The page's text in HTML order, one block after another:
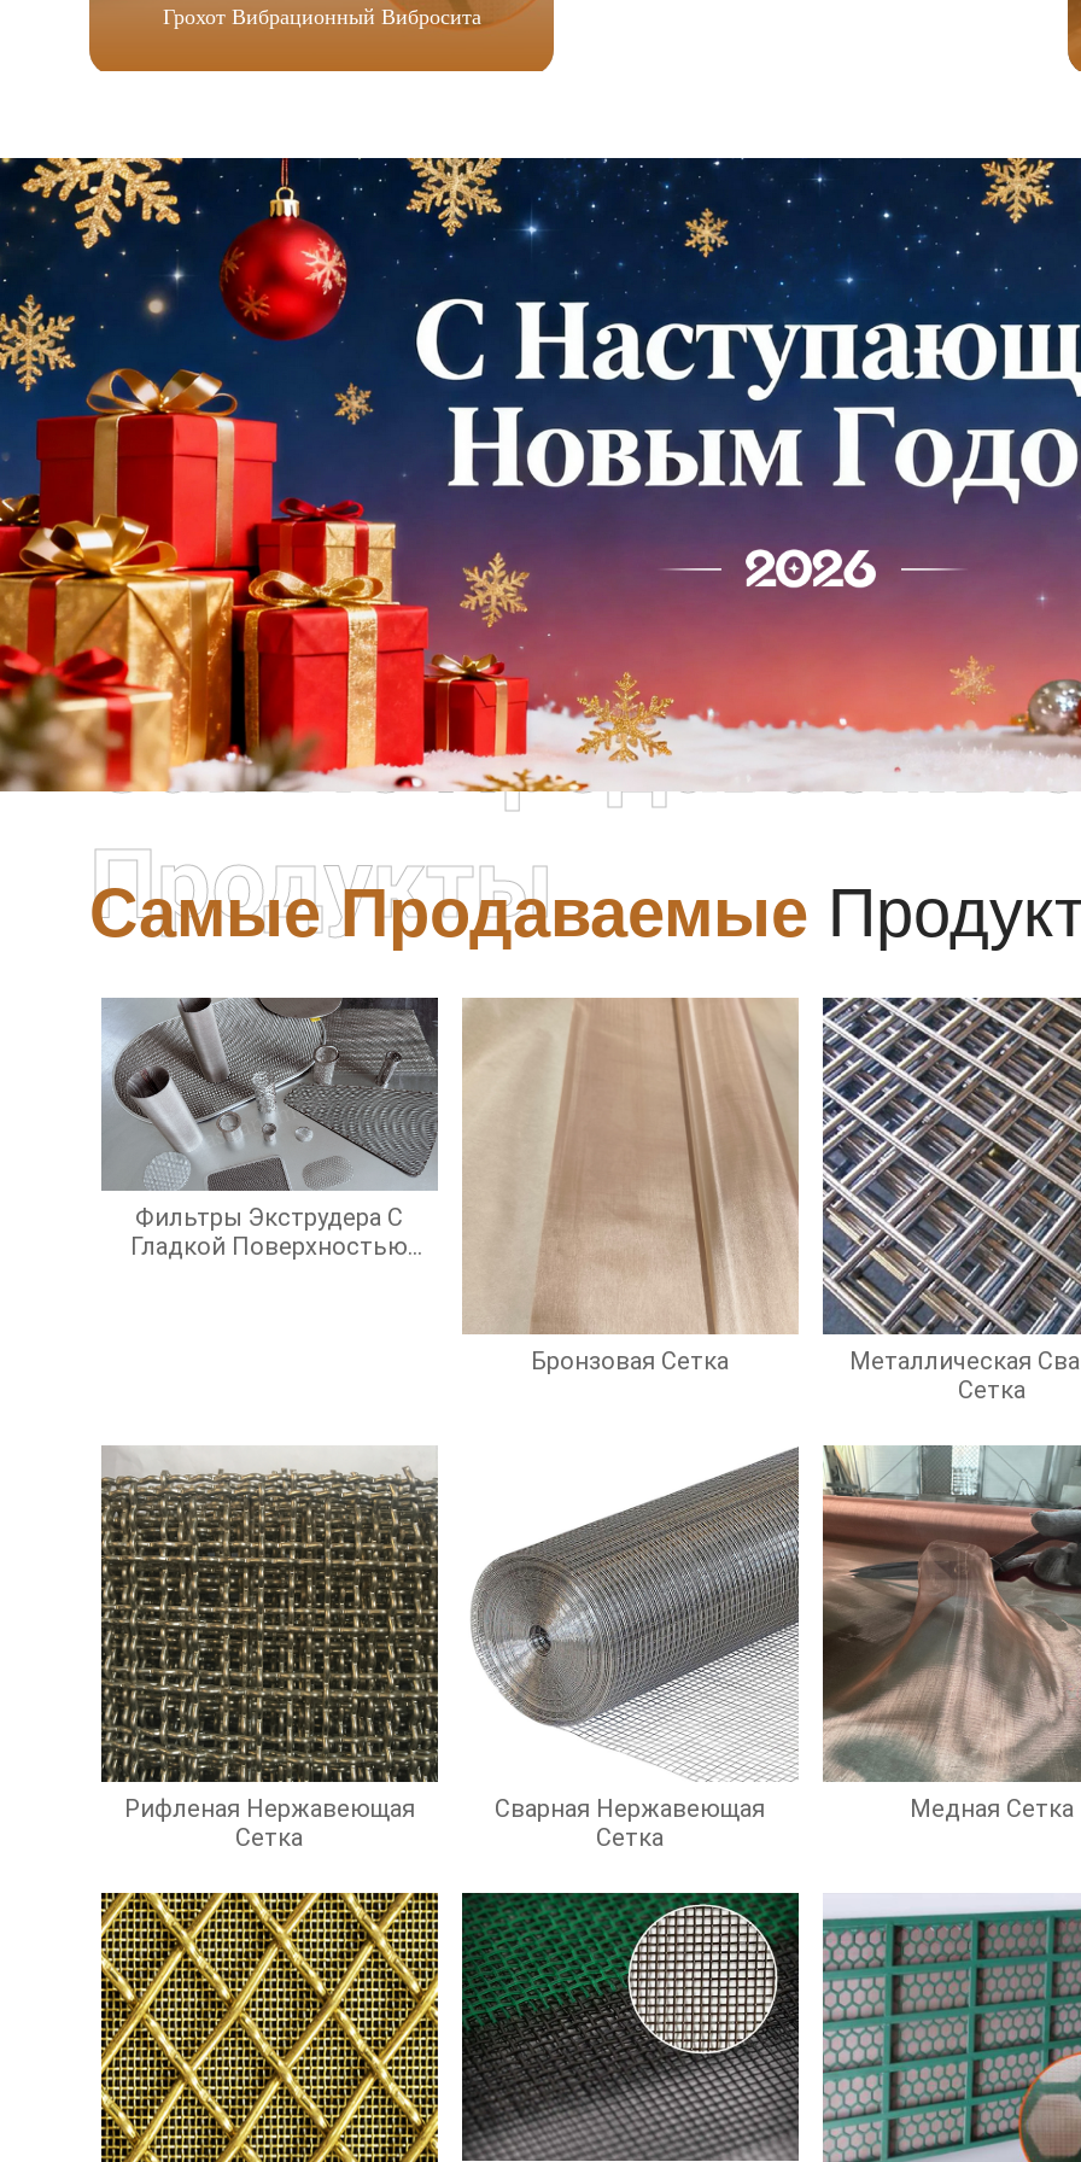
Грохот Вибрационный Вибросита
Самые Продаваемые
Самые Продаваемые
Продукты
Фильтры Экструдера С
Гладкой Поверхностью
Бронзовая Сетка
Металлическая
Сетка
Рифленая Нержавеющая
Сетка
Сварная Нержавеющая
Сетка
Медная Сетка